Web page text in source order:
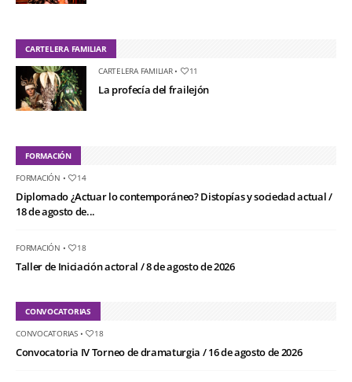
CARTELERA FAMILIAR
CARTELERA FAMILIAR• 11
La profecía del frailejón
FORMACIÓN
FORMACIÓN • 14
Diplomado ¿Actuar lo contemporáneo? Distopías y sociedad actual /
18 de agosto de...
FORMACIÓN • 18
Taller de Iniciación actoral / 8 de agosto de 2026
CONVOCATORIAS
CONVOCATORIAS• 18
Convocatoria IV Torneo de dramaturgia / 16 de agosto de 2026